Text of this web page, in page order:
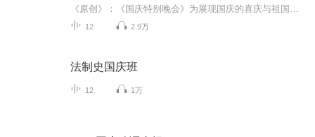
12 2.9万
法制史国庆班
12 1万